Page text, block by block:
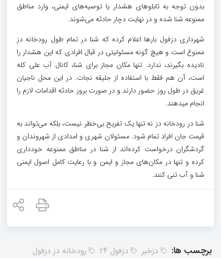
بدون توجه به تابلوهای هشدار یا توصیه‌های ایمنی، وارد مناطق
ممنوعه شنا شده و در نهایت دچار حادثه می‌شوند.
شهرداری دزفول بارها اعلام کرده که شنا در تمام طول رودخانه دز
ممنوع است و هیچ‌ گونه مسئولیتی در قبال افرادی که این هشدار را
نادیده بگیرند، ندارد. تنها مکان مجاز برای شنا، کانال آب علی کله
است، آن هم فقط با استفاده از جلیقه نجات. در این محل ناجیان
غریق در طول روز حضور دارند و در صورت بروز حادثه اقدامات لازم را
انجام میدهند.
شنا در رودخانه دز نه‌ تنها یک تفریح بی‌خطر نیست، بلکه می‌تواند به
قیمت جان افراد تمام شود. مسئولان شهری و امدادی از شهروندان و
گردشگران درخواست کرده‌اند از شنا در مناطق ممنوعه خودداری
کرده و تنها در مکان‌های مجاز و ایمن و با رعایت کامل اصول ایمنی
شنا و آب تنی کنند.
برچسب ها: دزخبر دزفول 24 رودخانه دز دزفول